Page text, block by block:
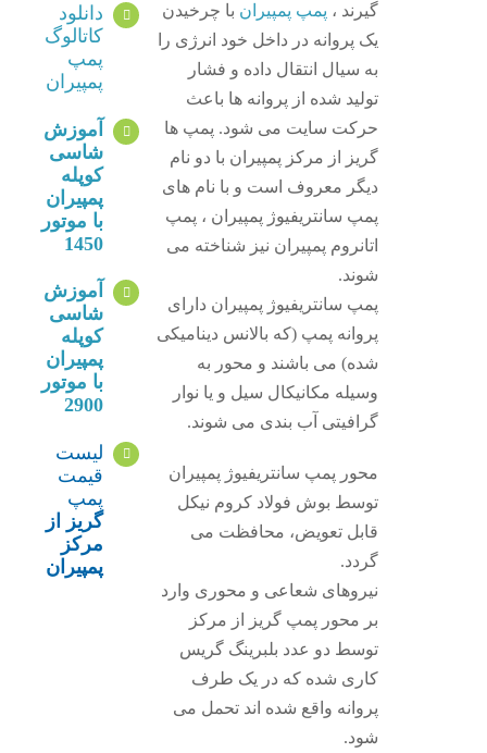
گیرند ، پمپ پمپیران با چرخیدن
یک پروانه در داخل خود انرژی را
به سیال انتقال داده و فشار
تولید شده از پروانه ها باعث
حرکت سایت می شود. پمپ ها
گریز از مرکز پمپیران با دو نام
دیگر معروف است و با نام های
پمپ سانتریفیوژ پمپیران ، پمپ
اتانروم پمپیران نیز شناخته می
شوند.
پمپ سانتریفیوژ پمپیران دارای
پروانه پمپ (که بالانس دینامیکی
شده) می باشند و محور به
وسیله مکانیکال سیل و یا نوار
گرافیتی آب بندی می شوند.
محور پمپ سانتریفیوژ پمپیران
توسط بوش فولاد کروم نیکل
قابل تعویض، محافظت می
گردد.
نیروهای شعاعی و محوری وارد
بر محور پمپ گریز از مرکز
توسط دو عدد بلبرینگ گریس
کاری شده که در یک طرف
پروانه واقع شده اند تحمل می
شود.
دانلود
کاتالوگ
پمپ
پمپیران
آموزش
شاسی
کوپله
پمپیران
با موتور
1450
آموزش
شاسی
کوپله
پمپیران
با موتور
2900
لیست
قیمت
پمپ
گریز از
مرکز
پمپیران